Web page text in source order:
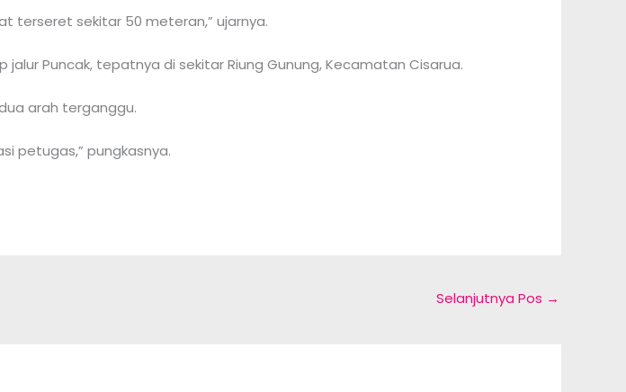
terseret sekitar 50 meteran,” ujarnya.
Puncak, tepatnya di sekitar Riung Gunung, Kecamatan Cisarua.
arah terganggu.
petugas,” pungkasnya.
Selanjutnya Pos →